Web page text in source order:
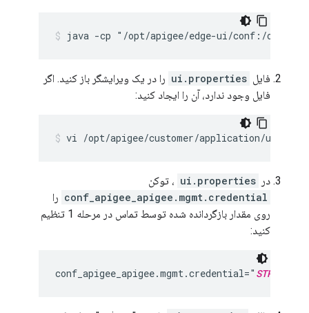
java -cp "/opt/apigee/edge-ui/conf:/opt/
فایل ui.properties را در یک ویرایشگر باز کنید. اگر
فایل وجود ندارد، آن را ایجاد کنید:
vi /opt/apigee/customer/application/
در ui.properties ، توکن
conf_apigee_apigee.mgmt.credential را
روی مقدار بازگردانده شده توسط تماس در مرحله 1 تنظیم
کنید:
conf_apigee_apigee.mgmt.credential="